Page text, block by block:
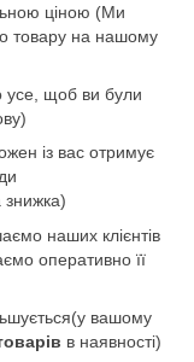
ціною (Ми
товару на нашому
усе, щоб ви були
із вас отримує
знижка)
наших клієнтів
оперативно її
вашому
в наявності)